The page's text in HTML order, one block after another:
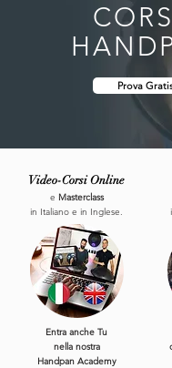
Prova
Video-Corsi Online
e Masterclass
in Italiano e in Inglese.
Entra anche Tu
nella nostra
Handpan Academy